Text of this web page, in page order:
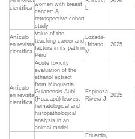
científica
women with breast
cancer: A
retrospective cohort
study
L.
Artículo
en revista
científica
Value of the
teaching career and
factors in its path in
Peru
Lozada-
Urbano
M.
2025
Artículo
en revista
científica
Acute toxicity
evaluation of the
ethanol extract
from Minquartia
Guianensis Aubl
(Huacapú) leaves:
hematological and
histopathological
analysis in an
animal model
Espinoza-
Rivera J.
2025
Eduardo,